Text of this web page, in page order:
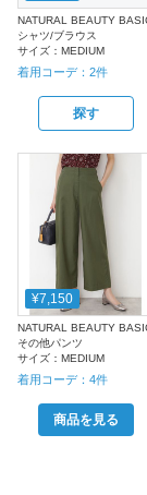
NATURAL BEAUTY
シャツ/ブラウス
サイズ： MEDIUM
着用コーデ： 2件
探す
¥7,150
NATURAL BEAUTY
その他パンツ
サイズ： MEDIUM
着用コーデ： 4件
商品を見る